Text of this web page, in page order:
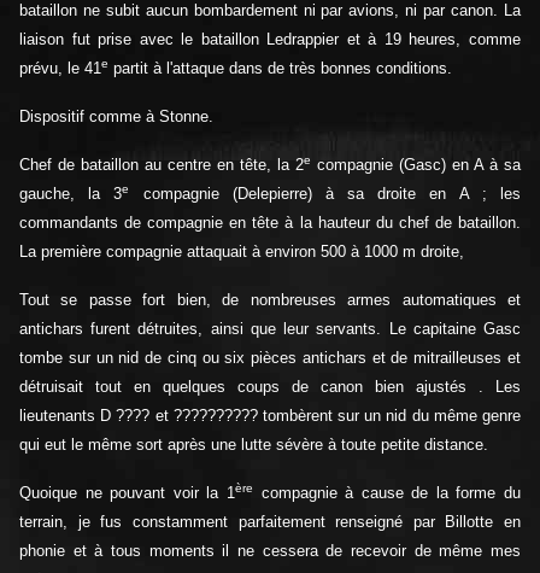
bataillon ne subit aucun bombardement ni par avions, ni par canon. La
liaison fut prise avec le bataillon Ledrappier et à 19 heures, comme
prévu, le 41e partit à l'attaque dans de très bonnes conditions.
Dispositif comme à Stonne.
Chef de bataillon au centre en tête, la 2e compagnie (Gasc) en A à sa
gauche, la 3e
compagnie (Delepierre) à sa droite en A ; les
commandants de compagnie en tête à la hauteur du chef de bataillon.
La première compagnie attaquait à environ 500 à 1000 m droite,
Tout se passe fort bien, de nombreuses armes automatiques et
antichars furent détruites, ainsi que leur servants. Le capitaine Gasc
tombe sur un nid de cinq ou six pièces antichars et de mitrailleuses et
détruisait tout en quelques coups de canon bien ajustés . Les
lieutenants D ???? et ?????????? tombèrent sur un nid du même genre
qui eut le même sort après une lutte sévère à toute petite distance.
Quoique ne pouvant voir la 1ère
compagnie à cause de la forme du
terrain, je fus constamment parfaitement renseigné par Billotte en
phonie et à tous moments il ne cessera de recevoir de même mes